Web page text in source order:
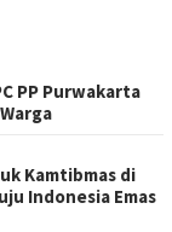
PP Purwakarta
Kamtibmas di
Indonesia Emas